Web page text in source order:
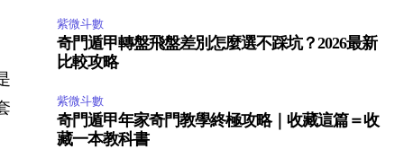
紫微斗數
奇門遁甲轉盤飛盤差別怎麼選不踩坑？2026最新
比較攻略
紫微斗數
奇門遁甲年家奇門教學終極攻略｜收藏這篇＝收
藏一本教科書